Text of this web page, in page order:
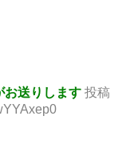
お送りします 投稿